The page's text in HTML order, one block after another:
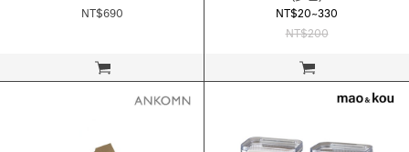
立即購買
NT$690
立即購買
NT$20~330
NT$200